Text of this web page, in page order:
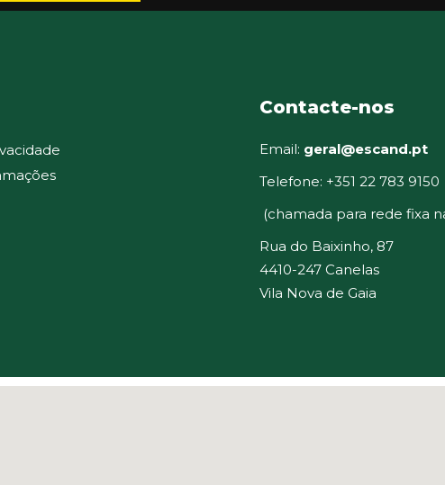
Contacte-nos
Email: geral@escand.pt
Telefone: +351 22 783 9150
(chamada para rede fixa
Rua do Baixinho, 87
4410-247 Canelas
Vila Nova de Gaia